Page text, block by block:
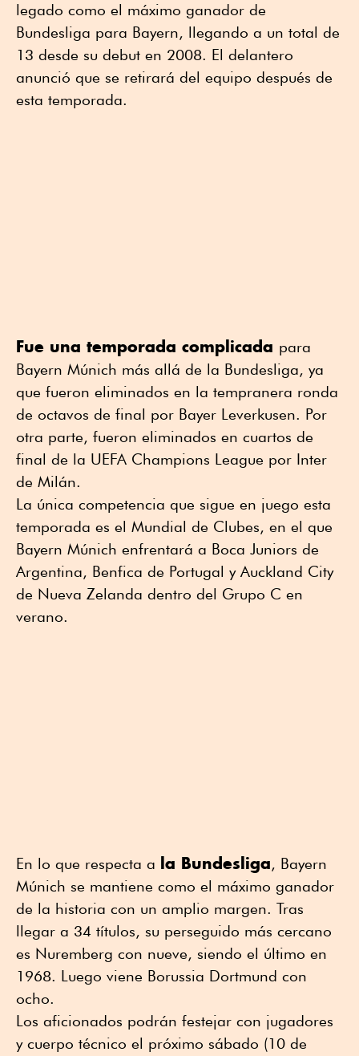
legado como el máximo ganador de
Bundesliga para Bayern, llegando a un total de
13 desde su debut en 2008. El delantero
anunció que se retirará del equipo después de
esta temporada.
Fue una temporada complicada para
Bayern Múnich más allá de la Bundesliga, ya
que fueron eliminados en la tempranera ronda
de octavos de final por Bayer Leverkusen. Por
otra parte, fueron eliminados en cuartos de
final de la UEFA Champions League por Inter
de Milán.
La única competencia que sigue en juego esta
temporada es el Mundial de Clubes, en el que
Bayern Múnich enfrentará a Boca Juniors de
Argentina, Benfica de Portugal y Auckland City
de Nueva Zelanda dentro del Grupo C en
verano.
En lo que respecta a la Bundesliga, Bayern
Múnich se mantiene como el máximo ganador
de la historia con un amplio margen. Tras
llegar a 34 títulos, su perseguido más cercano
es Nuremberg con nueve, siendo el último en
1968. Luego viene Borussia Dortmund con
ocho.
Los aficionados podrán festejar con jugadores
y cuerpo técnico el próximo sábado (10 de